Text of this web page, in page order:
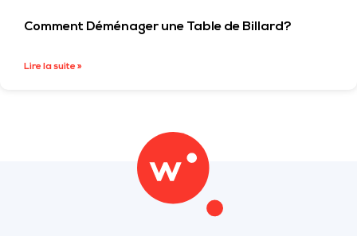
Comment Déménager une Table de Billard?
Lire la suite »